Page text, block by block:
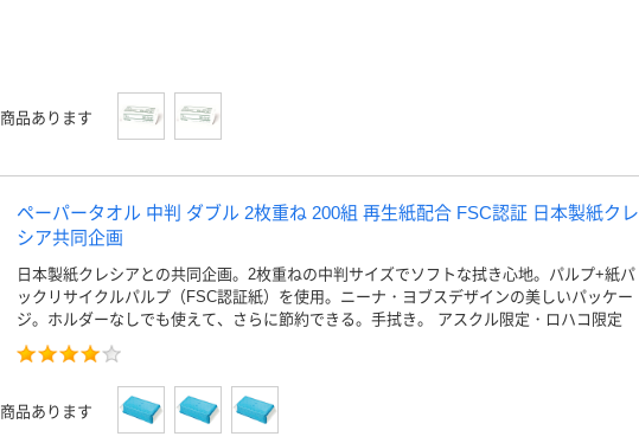
商品あります
ペーパータオル 中判 ダブル 2枚重ね 200組 再生紙配合 FSC認証 日本製紙クレ
シア共同企画
日本製紙クレシアとの共同企画。2枚重ねの中判サイズでソフトな拭き心地。パルプ+紙パ
ックリサイクルパルプ（FSC認証紙）を使用。ニーナ・ヨブスデザインの美しいパッケー
ジ。ホルダーなしでも使えて、さらに節約できる。手拭き。 アスクル限定・ロハコ限定
商品あります